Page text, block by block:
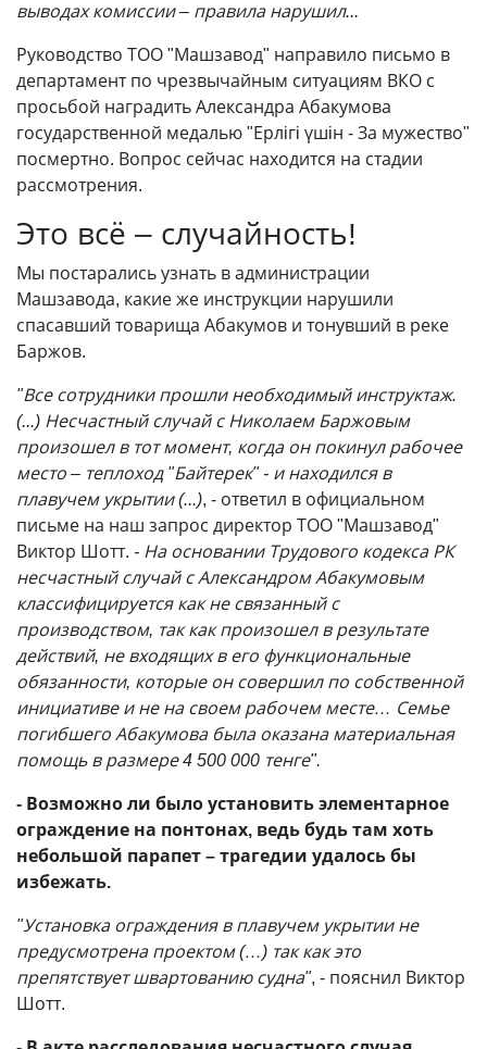
выводах комиссии – правила нарушил...
Руководство ТОО "Машзавод" направило письмо в
департамент по чрезвычайным ситуациям ВКО с
просьбой наградить Александра Абакумова
государственной медалью "Ерлiгi үшiн - За мужество"
посмертно. Вопрос сейчас находится на стадии
рассмотрения.
Это всё – случайность!
Мы постарались узнать в администрации
Машзавода, какие же инструкции нарушили
спасавший товарища Абакумов и тонувший в реке
Баржов.
"Все сотрудники прошли необходимый инструктаж.
(...) Несчастный случай с Николаем Баржовым
произошел в тот момент, когда он покинул рабочее
место – теплоход "Байтерек" - и находился в
плавучем укрытии (...), - ответил в официальном
письме на наш запрос директор ТОО "Машзавод"
Виктор Шотт. - На основании Трудового кодекса РК
несчастный случай с Александром Абакумовым
классифицируется как не связанный с
производством, так как произошел в результате
действий, не входящих в его функциональные
обязанности, которые он совершил по собственной
инициативе и не на своем рабочем месте… Семье
погибшего Абакумова была оказана материальная
помощь в размере 4 500 000 тенге".
- Возможно ли было установить элементарное
ограждение на понтонах, ведь будь там хоть
небольшой парапет – трагедии удалось бы
избежать.
"Установка ограждения в плавучем укрытии не
предусмотрена проектом (…) так как это
препятствует швартованию судна", - пояснил Виктор
Шотт.